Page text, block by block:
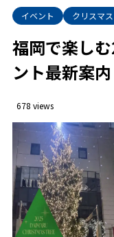
イベント クリスマス
福岡で楽し
ント最新案内
678 views